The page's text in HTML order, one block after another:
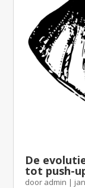
De
tot push-
door admin |